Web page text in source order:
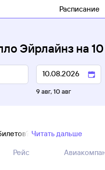
Расписание
Эйрлайнз на
9 авг, 10 авг
Читать дальше
Рейс